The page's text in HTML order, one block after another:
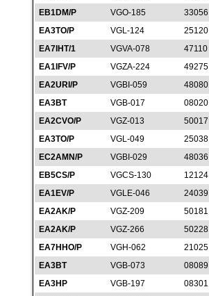
EB1DM/P
VGO-185 33056
EA3TO/P
VGL-124 25120
EA7IHT/1
VGVA-078 47110
EA1IFV/P
VGZA-224 49275
EA2URI/P
VGBI-059 48080
EA3BT
VGB-017 08020
EA2CVO/P
VGZ-013 50017
EA3TO/P
VGL-049 25038
EC2AMN/P
VGBI-029 48036
EB5CS/P
VGCS-130 12124
EA1EV/P
VGLE-046 24039
EA2AK/P
VGZ-209 50181
EA2AK/P
VGZ-266 50228
EA7HHO/P
VGH-062 21025
EA3BT
VGB-073 08089
EA3HP
VGB-197 08301